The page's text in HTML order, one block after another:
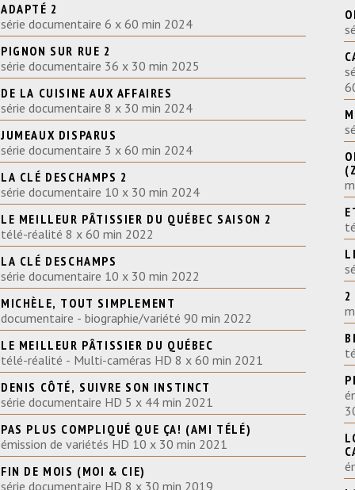
ADAPTÉ 2
série documentaire 6 x 60 min 2024
PIGNON SUR RUE 2
série documentaire 36 x 30 min 2025
DE LA CUISINE AUX AFFAIRES
série documentaire 8 x 30 min 2024
JUMEAUX DISPARUS
série documentaire 3 x 60 min 2024
LA CLÉ DESCHAMPS 2
série documentaire 10 x 30 min 2024
LE MEILLEUR PÂTISSIER DU QUÉBEC SAISON 2
télé-réalité 8 x 60 min 2022
LA CLÉ DESCHAMPS
série documentaire 10 x 30 min 2022
MICHÈLE, TOUT SIMPLEMENT
documentaire - biographie/variété 90 min 2022
LE MEILLEUR PÂTISSIER DU QUÉBEC
télé-réalité - Multi-caméras HD 8 x 60 min 2021
DENIS CÔTÉ, SUIVRE SON INSTINCT
série documentaire HD 5 x 44 min 2021
PAS PLUS COMPLIQUÉ QUE ÇA! (AMI TÉLÉ)
émission de variétés HD 10 x 30 min 2021
FIN DE MOIS (MOI & CIE)
série documentaire HD 8 x 30 min 2019
2